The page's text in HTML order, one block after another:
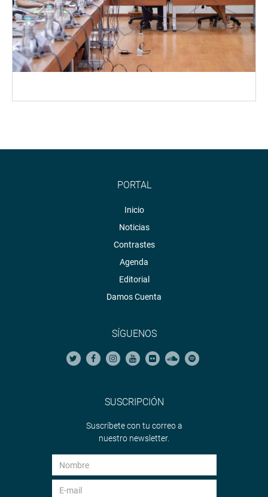
PORTAL
Inicio
Noticias
Contrastes
Agenda
Editorial
Damos Cuenta
SÍGUENOS
SUSCRIPCIÓN
Suscríbete con tu correo a
nuestro newsletter.